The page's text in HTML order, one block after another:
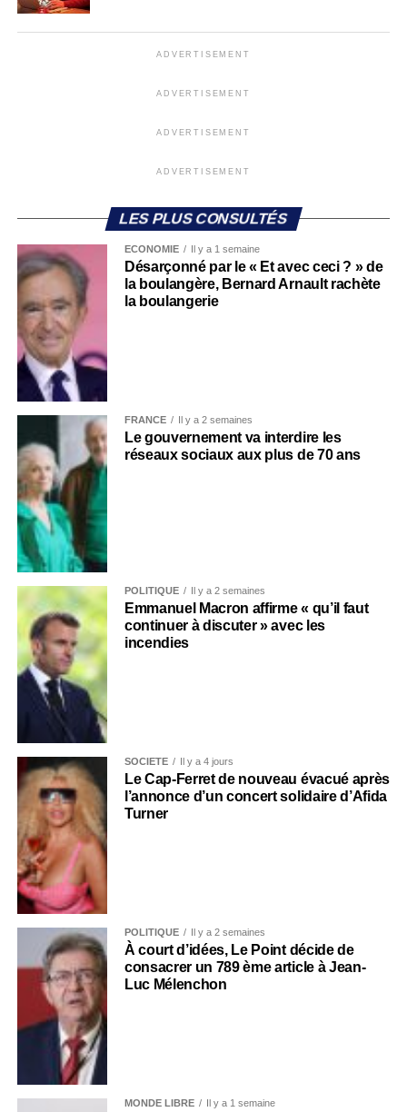
ADVERTISEMENT
ADVERTISEMENT
ADVERTISEMENT
ADVERTISEMENT
LES PLUS CONSULTÉS
ECONOMIE Il y a 1 semaine
Désarçonné par le « Et avec ceci ? » de
la boulangère, Bernard Arnault rachète
la boulangerie
FRANCE Il y a 2 semaines
Le gouvernement va interdire les
réseaux sociaux aux plus de 70 ans
POLITIQUE Il y a 2 semaines
Emmanuel Macron affirme « qu’il faut
continuer à discuter » avec les
incendies
SOCIÉTÉ Il y a 4 jours
Le Cap-Ferret de nouveau évacué après
l’annonce d’un concert solidaire d’Afida
Turner
POLITIQUE Il y a 2 semaines
À court d’idées, Le Point décide de
consacrer un 789 ème article à Jean-
Luc Mélenchon
MONDE LIBRE Il y a 1 semaine